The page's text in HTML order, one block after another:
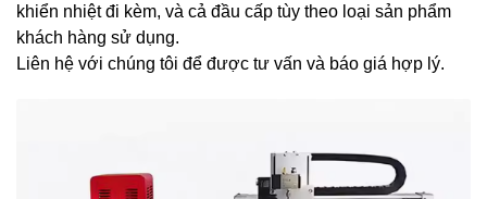
khiển nhiệt đi kèm, và cả đầu cấp tùy theo loại sản phẩm
khách hàng sử dụng.
Liên hệ với chúng tôi để được tư vấn và báo giá hợp lý.